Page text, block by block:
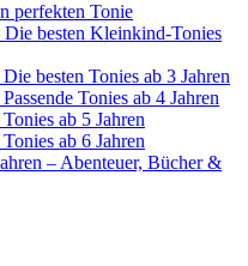
perfekten Tonie
besten Kleinkind-Tonies
besten Tonies ab 3 Jahren
Tonies ab 4 Jahren
ab 5 Jahren
ab 6 Jahren
– Abenteuer, Bücher &